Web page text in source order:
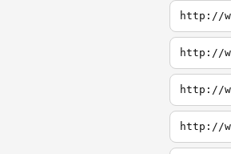
http://
http://
http://
http://